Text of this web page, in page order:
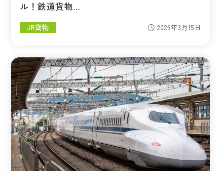
ル！鉄道貨物…
JR貨物 2026年3月15日